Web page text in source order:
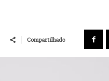
Compartilhado